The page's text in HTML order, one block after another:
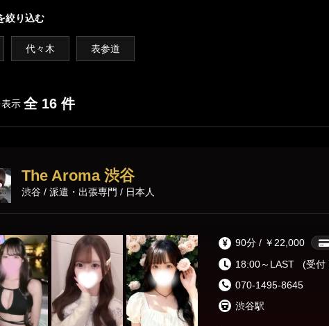
絞り込む
代々木 表参道
示 全 16 件
The Aroma 渋谷
渋谷 / 派遣・出張専門 / 日本人
90分 / ￥22,000
18:00～LAST
(受付
070-1495-8645
渋谷駅
渋谷・代々木・表参道
東京駅・日本橋・八丁堀
上野・秋葉原・錦糸町エリア
錦糸町・亀戸 葛西・小岩・新小岩
市ヶ谷・四谷 上野・御徒町・浅草
日暮里・鶯谷 北千住・綾瀬・亀有